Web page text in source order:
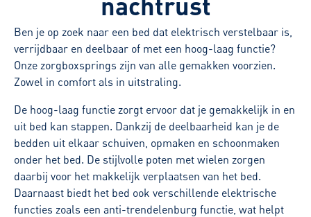
Ben je op zoek naar een bed dat elektrisch verstelbaar is,
verrijdbaar en deelbaar of met een hoog-laag functie?
Onze zorgboxsprings zijn van alle gemakken voorzien.
Zowel in comfort als in uitstraling.
De hoog-laag functie zorgt ervoor dat je gemakkelijk in en
uit bed kan stappen. Dankzij de deelbaarheid kan je de
bedden uit elkaar schuiven, opmaken en schoonmaken
onder het bed. De stijlvolle poten met wielen zorgen
daarbij voor het makkelijk verplaatsen van het bed.
Daarnaast biedt het bed ook verschillende elektrische
functies zoals een anti-trendelenburg functie, wat helpt